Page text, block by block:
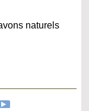
naturels